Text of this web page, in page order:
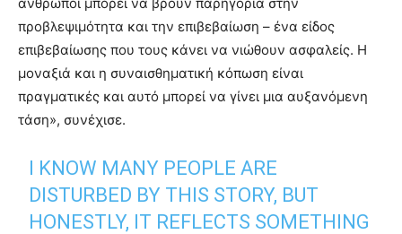
προβλεψιμότητα και την επιβεβαίωση – ένα είδος
επιβεβαίωσης που τους κάνει να νιώθουν ασφαλείς. Η
μοναξιά και η συναισθηματική κόπωση είναι
πραγματικές και αυτό μπορεί να γίνει μια αυξανόμενη
τάση», συνέχισε.
I KNOW MANY PEOPLE ARE
DISTURBED BY THIS STORY, BUT
HONESTLY, IT REFLECTS SOMETHING